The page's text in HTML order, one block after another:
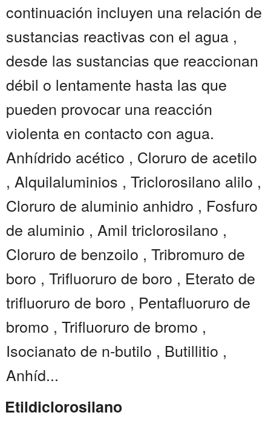
continuación incluyen una relación de
sustancias reactivas con el agua ,
desde las sustancias que reaccionan
débil o lentamente hasta las que
pueden provocar una reacción
violenta en contacto con agua.
Anhídrido acético , Cloruro de acetilo
, Alquilaluminios , Triclorosilano alilo ,
Cloruro de aluminio anhidro , Fosfuro
de aluminio , Amil triclorosilano ,
Cloruro de benzoilo , Tribromuro de
boro , Trifluoruro de boro , Eterato de
trifluoruro de boro , Pentafluoruro de
bromo , Trifluoruro de bromo ,
Isocianato de n-butilo , Butillitio ,
Anhíd...
Etildiclorosilano